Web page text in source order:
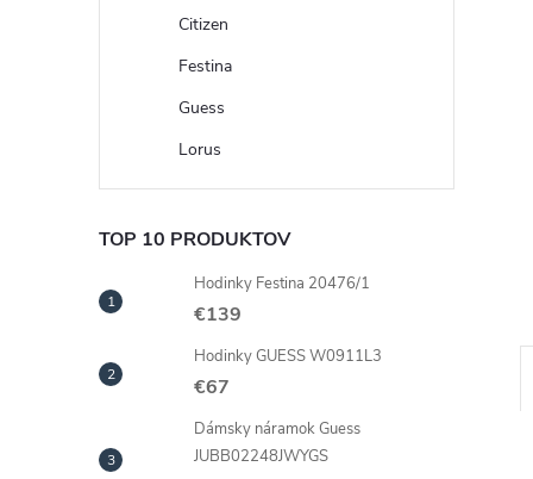
Citizen
Festina
Guess
Lorus
TOP 10 PRODUKTOV
Hodinky Festina 20476/1
€139
Hodinky GUESS W0911L3
€67
Dámsky náramok Guess
JUBB02248JWYGS